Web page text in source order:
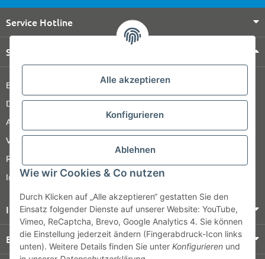
Alle akzeptieren
Konfigurieren
Ablehnen
Wie wir Cookies & Co nutzen
Durch Klicken auf „Alle akzeptieren“ gestatten Sie den
Einsatz folgender Dienste auf unserer Website: YouTube,
Vimeo, ReCaptcha, Brevo, Google Analytics 4. Sie können
die Einstellung jederzeit ändern (Fingerabdruck-Icon links
unten). Weitere Details finden Sie unter Konfigurieren und
Service Hotline
Shop Service
Barrierefreiheitserklärung
Datenschutz
AGB
Versandinformationen
Retour
Impressum
Informationen
Bezahlung & Versand